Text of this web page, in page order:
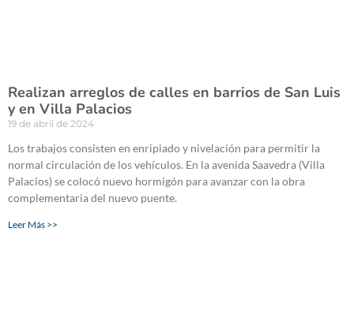
Realizan arreglos de calles en barrios de San Luis
y en Villa Palacios
19 de abril de 2024
Los trabajos consisten en enripiado y nivelación para permitir la
normal circulación de los vehículos. En la avenida Saavedra (Villa
Palacios) se colocó nuevo hormigón para avanzar con la obra
complementaria del nuevo puente.
Leer Más >>